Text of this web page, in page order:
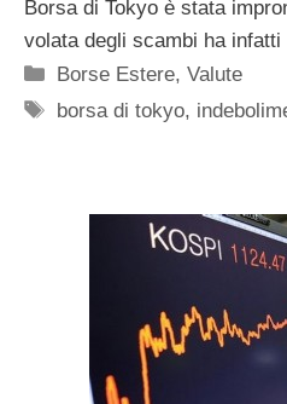
Borsa di Tokyo è stata
volata degli scambi ha infatti
Categorie
Borse Estere,Valute
Tag
borsa di tokyo,